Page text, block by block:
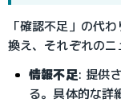
「確認不足」の代
換え、それぞれのニ
情報不足: 提供
る。具体的な詳